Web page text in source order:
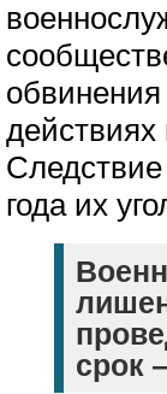
действиях
года их
срок